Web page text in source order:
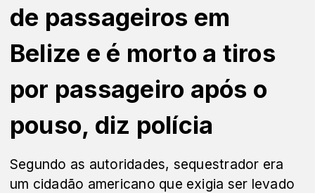
de passageiros em
Belize e é morto a tiros
por passageiro após o
pouso, diz polícia
Segundo as autoridades, sequestrador era
um cidadão americano que exigia ser levado